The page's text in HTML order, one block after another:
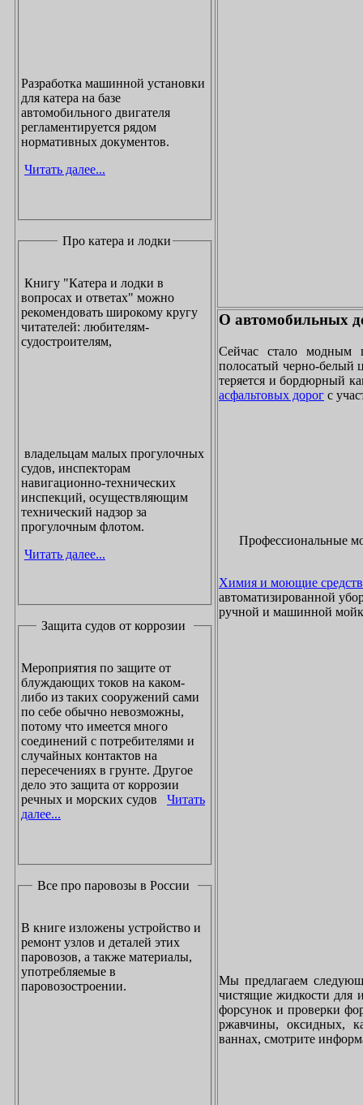
Разработка машинной установки
для катера на базе
автомобильного двигателя
регламентируется рядом
нормативных документов.
Читать далее...
Про катера и лодки
Книгу "Катера и лодки в
вопросах и ответах" можно
рекомендовать широкому кругу
читателей: любителям-
судостроителям,
владельцам малых прогулочных
судов, инспекторам
навигационно-технических
инспекций, осуществляющим
технический надзор за
прогулочным флотом.
Читать далее...
Защита судов от коррозии
Мероприятия по защите от
блуждающих токов на каком-
либо из таких сооружений сами
по себе обычно невозможны,
потому что имеется много
соединений с потребителями и
случайных контактов на
пересечениях в грунте. Другое
дело это защита от коррозии
речных и морских судов Читать
далее...
Все про паровозы в России
В книге изложены устройство и
ремонт узлов и деталей этих
паровозов, а также материалы,
употребляемые в
паровозостроении.
О автомобильных
Сейчас стало модным
полосатый черно-белый
теряется и бордюрный
асфальтовых дорог с
Профессиональные
Химия и моющие
автоматизированной
ручной и машинной
Мы предлагаем
чистящие жидкости для
форсунок и проверки
ржавчины, оксидных,
ваннах, смотрите